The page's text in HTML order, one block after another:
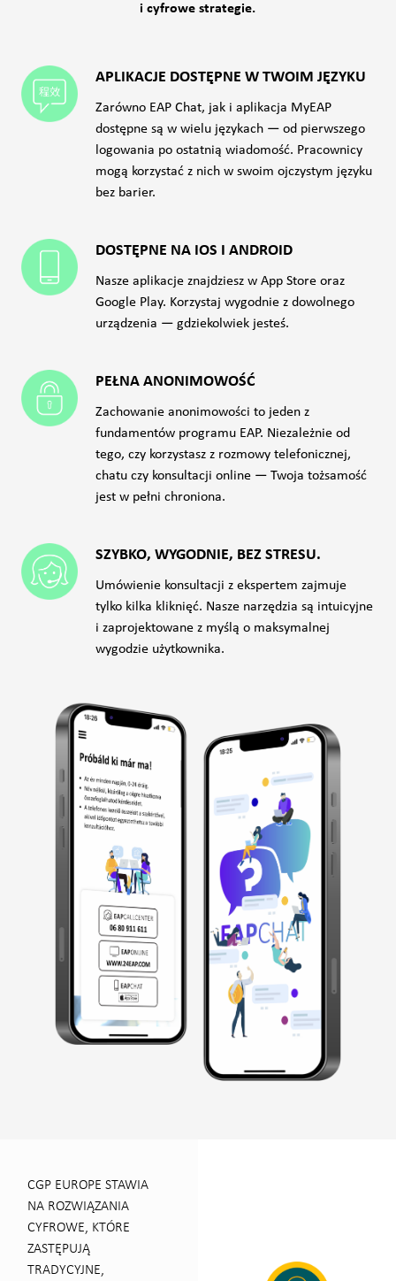
i cyfrowe strategie.
APLIKACJE DOSTĘPNE W TWOIM JĘZYKU
Zarówno EAP Chat, jak i aplikacja MyEAP
dostępne są w wielu językach — od pierwszego
logowania po ostatnią wiadomość. Pracownicy
mogą korzystać z nich w swoim ojczystym języku
bez barier.
DOSTĘPNE NA IOS I ANDROID
Nasze aplikacje znajdziesz w App Store oraz
Google Play. Korzystaj wygodnie z dowolnego
urządzenia — gdziekolwiek jesteś.
PEŁNA ANONIMOWOŚĆ
Zachowanie anonimowości to jeden z
fundamentów programu EAP. Niezależnie od
tego, czy korzystasz z rozmowy telefonicznej,
chatu czy konsultacji online — Twoja tożsamość
jest w pełni chroniona.
SZYBKO, WYGODNIE, BEZ STRESU.
Umówienie konsultacji z ekspertem zajmuje
tylko kilka kliknięć. Nasze narzędzia są intuicyjne
i zaprojektowane z myślą o maksymalnej
wygodzie użytkownika.
CGP EUROPE STAWIA
NA ROZWIĄZANIA
CYFROWE, KTÓRE
ZASTĘPUJĄ
TRADYCYJNE,